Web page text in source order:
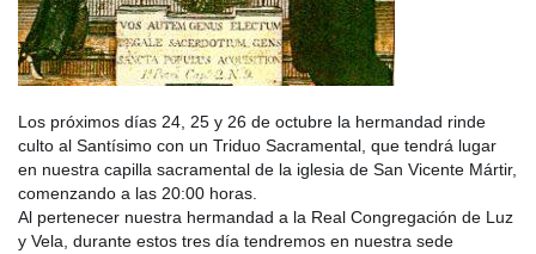
Los próximos días 24, 25 y 26 de octubre la hermandad rinde
culto al Santísimo con un Triduo Sacramental, que tendrá lugar
en nuestra capilla sacramental de la iglesia de San Vicente Mártir,
comenzando a las 20:00 horas.
Al pertenecer nuestra hermandad a la Real Congregación de Luz
y Vela, durante estos tres día tendremos en nuestra sede